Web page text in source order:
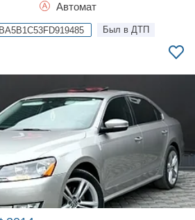
Автомат
Был в ДТП